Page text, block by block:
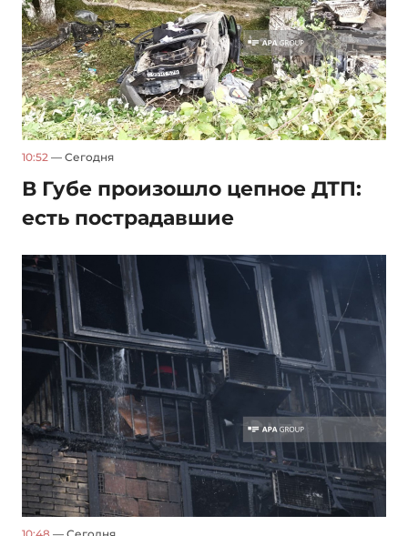
10:52 — Сегодня
В Губе произошло цепное ДТП:
есть пострадавшие